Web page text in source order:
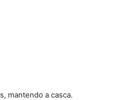
mantendo a casca.